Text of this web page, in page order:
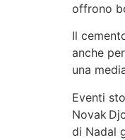
offrono
Il
anche
una
Eventi
Novak
di Nadal